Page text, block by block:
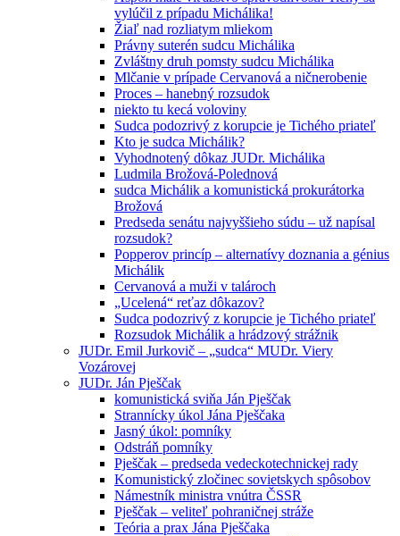
vylúčil z prípadu Michálika!
Žiaľ nad rozliatym mliekom
Právny suterén sudcu Michálika
Zvláštny druh pomsty sudcu Michálika
Mlčanie v prípade Cervanová a ničnerobenie
Proces – hanebný rozsudok
niekto tu kecá voloviny
Sudca podozrivý z korupcie je Tichého priateľ
Kto je sudca Michálik?
Vyhodnotený dôkaz JUDr. Michálika
Ludmila Brožová-Polednová
sudca Michálik a komunistická prokurátorka
Brožová
Predseda senátu najvyššieho súdu – už napísal
rozsudok?
Popperov princíp – alternatívy doznania a génius
Michálik
Cervanová a muži v talároch
„Ucelená“ reťaz dôkazov?
Sudca podozrivý z korupcie je Tichého priateľ
Rozsudok Michálik a hrádzový strážnik
JUDr. Emil Jurkovič – „sudca“ MUDr. Viery
Vozárovej
JUDr. Ján Pješčak
komunistická sviňa Ján Pješčak
Strannícky úkol Jána Pješčaka
Jasný úkol: pomníky
Odstráň pomníky
Pješčak – predseda vedeckotechnickej rady
Komunistický zločinec sovietskych spôsobov
Námestník ministra vnútra ČSSR
Pješčak – veliteľ pohraničnej stráže
Teória a prax Jána Pješčaka